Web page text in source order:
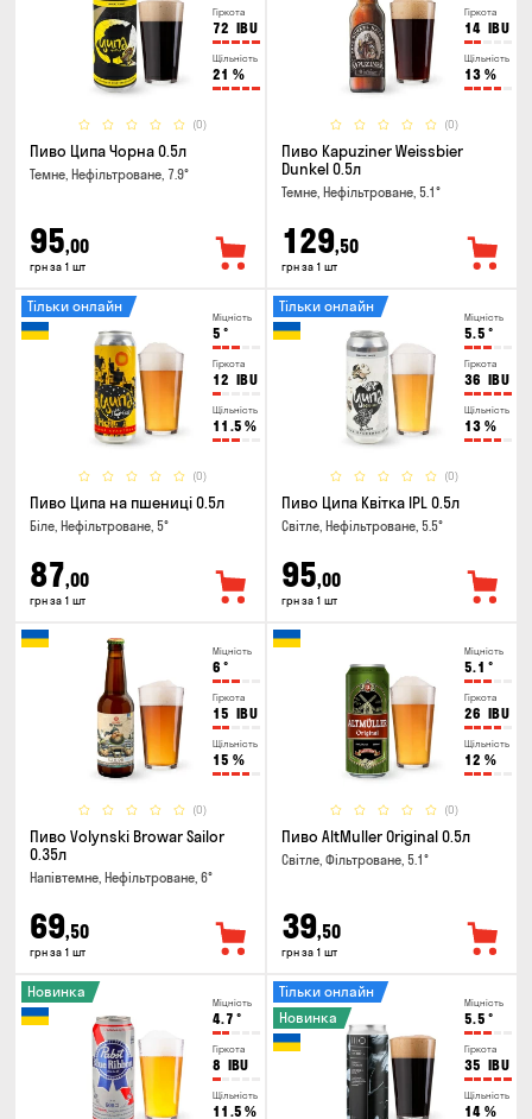
Гіркота
72 IBU
Щільність
21 %
(0)
Пиво Ципа Чорна 0.5л
Темне, Нефільтроване, 7.9°
95,00
грн за 1 шт
Гіркота
14 IBU
Щільність
13 %
(0)
Пиво Kapuziner Weissbier
Dunkel 0.5л
Темне, Нефільтроване, 5.1°
129,50
грн за 1 шт
Міцність
5 °
Гіркота
12 IBU
Щільність
11.5 %
(0)
Тільки онлайн
Пиво Ципа на пшениці 0.5л
Біле, Нефільтроване, 5°
87,00
грн за 1 шт
Міцність
5.5 °
Гіркота
36 IBU
Щільність
13 %
(0)
Тільки онлайн
Пиво Ципа Квітка IPL 0.5л
Світле, Нефільтроване, 5.5°
95,00
грн за 1 шт
Міцність
6 °
Гіркота
15 IBU
Щільність
15 %
(0)
Пиво Volynski Browar Sailor
0.35л
Напівтемне, Нефільтроване, 6°
69,50
грн за 1 шт
Міцність
5.1 °
Гіркота
26 IBU
Щільність
12 %
(0)
Пиво AltMuller Original 0.5л
Світле, Фільтроване, 5.1°
39,50
грн за 1 шт
Міцність
4.7 °
Гіркота
8 IBU
Щільність
11.5 %
Новинка
Міцність
5.5 °
Гіркота
35 IBU
Щільність
14 %
Тільки онлайн
Новинка